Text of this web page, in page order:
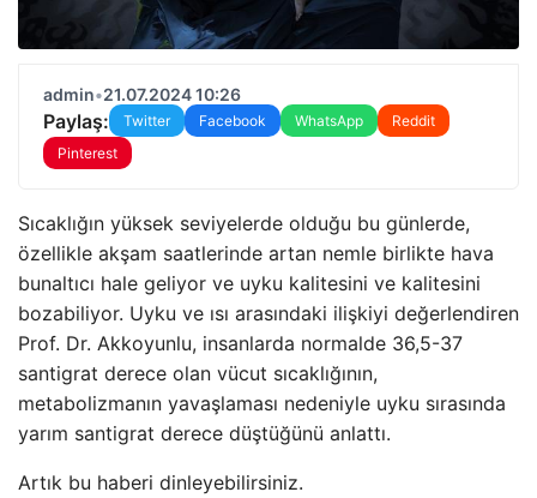
admin•21.07.2024 10:26
Paylaş: Twitter Facebook WhatsApp
Reddit
Pinterest
Sıcaklığın yüksek seviyelerde olduğu bu günlerde,
özellikle akşam saatlerinde artan nemle birlikte hava
bunaltıcı hale geliyor ve uyku kalitesini ve kalitesini
bozabiliyor. Uyku ve ısı arasındaki ilişkiyi değerlendiren
Prof. Dr. Akkoyunlu, insanlarda normalde 36,5-37
santigrat derece olan vücut sıcaklığının,
metabolizmanın yavaşlaması nedeniyle uyku sırasında
yarım santigrat derece düştüğünü anlattı.
Artık bu haberi dinleyebilirsiniz.